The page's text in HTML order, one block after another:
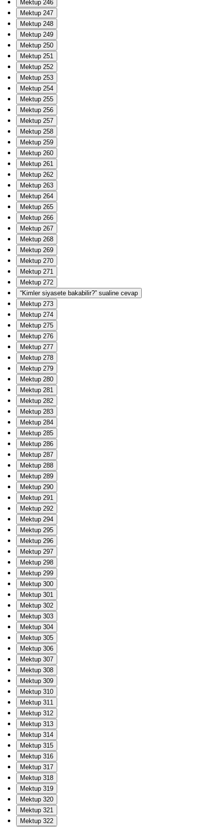
Mektup 246
Mektup 247
Mektup 248
Mektup 249
Mektup 250
Mektup 251
Mektup 252
Mektup 253
Mektup 254
Mektup 255
Mektup 256
Mektup 257
Mektup 258
Mektup 259
Mektup 260
Mektup 261
Mektup 262
Mektup 263
Mektup 264
Mektup 265
Mektup 266
Mektup 267
Mektup 268
Mektup 269
Mektup 270
Mektup 271
Mektup 272
“Kimler siyasete bakabilir?” sualine cevap
Mektup 273
Mektup 274
Mektup 275
Mektup 276
Mektup 277
Mektup 278
Mektup 279
Mektup 280
Mektup 281
Mektup 282
Mektup 283
Mektup 284
Mektup 285
Mektup 286
Mektup 287
Mektup 288
Mektup 289
Mektup 290
Mektup 291
Mektup 292
Mektup 294
Mektup 295
Mektup 296
Mektup 297
Mektup 298
Mektup 299
Mektup 300
Mektup 301
Mektup 302
Mektup 303
Mektup 304
Mektup 305
Mektup 306
Mektup 307
Mektup 308
Mektup 309
Mektup 310
Mektup 311
Mektup 312
Mektup 313
Mektup 314
Mektup 315
Mektup 316
Mektup 317
Mektup 318
Mektup 319
Mektup 320
Mektup 321
Mektup 322